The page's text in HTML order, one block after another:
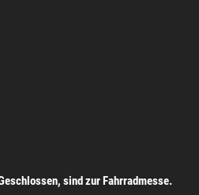
sind zur Fahrradmesse.